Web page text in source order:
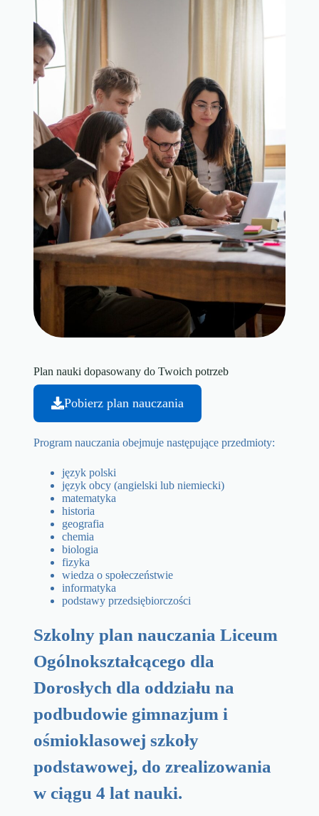
Plan nauki dopasowany do Twoich potrzeb
Pobierz plan nauczania
Program nauczania obejmuje następujące przedmioty:
język polski
język obcy (angielski lub niemiecki)
matematyka
historia
geografia
chemia
biologia
fizyka
wiedza o społeczeństwie
informatyka
podstawy przedsiębiorczości
Szkolny plan nauczania Liceum
Ogólnokształcącego dla
Dorosłych dla oddziału na
podbudowie gimnazjum i
ośmioklasowej szkoły
podstawowej, do zrealizowania
w ciągu 4 lat nauki.